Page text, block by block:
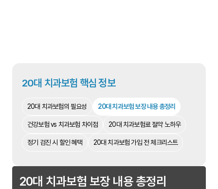
20대 치과보험 핵심 정보
20대 치과보험의 필요성 20대 치과보험 보장 내용 총정리
건강보험 vs 치과보험 차이점 20대 치과보험료 절약 노하우
정기 검진 시 할인 혜택 20대 치과보험 가입 전 체크리스트
20대 치과보험 보장 내용 총정리